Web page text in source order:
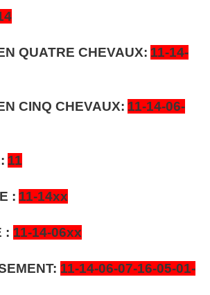
QUATRE CHEVAUX: 11-14-
CINQ CHEVAUX: 11-14-06-
11
: 11-14xx
: 11-14-06xx
11-14-06-07-16-05-01-